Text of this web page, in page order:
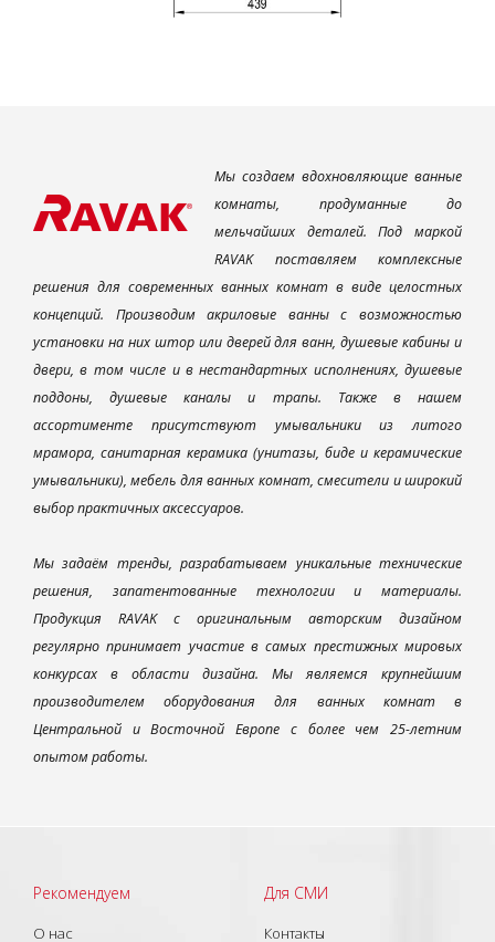
Мы создаем вдохновляющие ванные
комнаты, продуманные до
мельчайших деталей. Под маркой
RAVAK поставляем комплексные
решения для современных ванных комнат в виде целостных
концепций. Производим акриловые ванны с возможностью
установки на них штор или дверей для ванн, душевые кабины и
двери, в том числе и в нестандартных исполнениях, душевые
поддоны, душевые каналы и трапы. Также в нашем
ассортименте присутствуют умывальники из литого
мрамора, санитарная керамика (унитазы, биде и керамические
умывальники), мебель для ванных комнат, смесители и широкий
выбор практичных аксессуаров.
Мы задаём тренды, разрабатываем уникальные технические
решения, запатентованные технологии и материалы.
Продукция RAVAK с оригинальным авторским дизайном
регулярно принимает участие в самых престижных мировых
конкурсах в области дизайна. Мы являемся крупнейшим
производителем оборудования для ванных комнат в
Центральной и Восточной Европе с более чем 25-летним
опытом работы.
Рекомендуем
О нас
Для СМИ
Контакты